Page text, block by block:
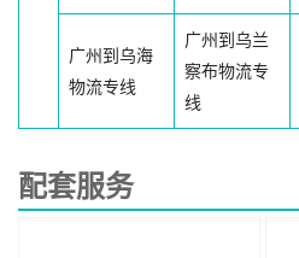
广州到乌海
物流专线
广州到乌兰
察布物流专
线
配套服务